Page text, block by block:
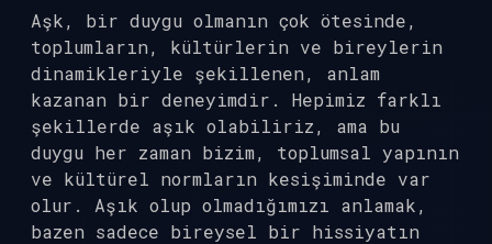
Aşk, bir duygu olmanın çok ötesinde,
toplumların, kültürlerin ve bireylerin
dinamikleriyle şekillenen, anlam
kazanan bir deneyimdir. Hepimiz farklı
şekillerde aşık olabiliriz, ama bu
duygu her zaman bizim, toplumsal yapının
ve kültürel normların kesişiminde var
olur. Aşık olup olmadığımızı anlamak,
bazen sadece bireysel bir hissiyatın